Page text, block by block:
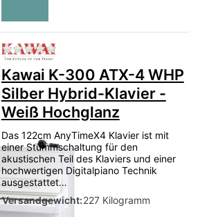
Zu diesem Produkt liegen
Kawai K-300 ATX-4 WHP
Silber Hybrid-Klavier -
Weiß Hochglanz
Das 122cm AnyTimeX4 Klavier ist mit
einer Stummschaltung für den
akustischen Teil des Klaviers und einer
hochwertigen Digitalpiano Technik
ausgestattet…
Versandgewicht:227 Kilogramm